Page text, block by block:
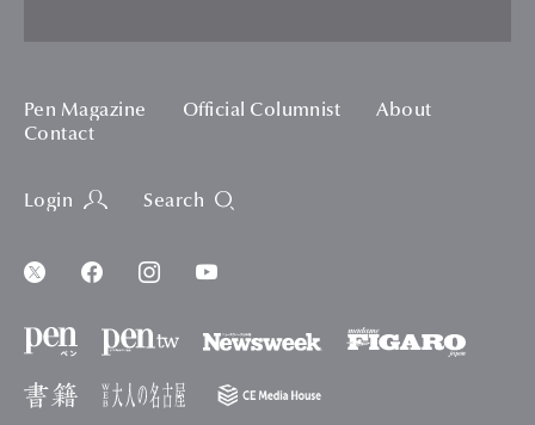
Pen Magazine Official Columnist
About
Contact
Login Search